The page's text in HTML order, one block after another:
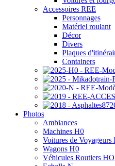
Accessoires REE
Personnages
Matériel roulant
Décor
Divers
Plaques
Containers
Photos
Ambiances
Machines H0
Voitures de Voyageurs
Wagons H0
Véhicules Routiers HO